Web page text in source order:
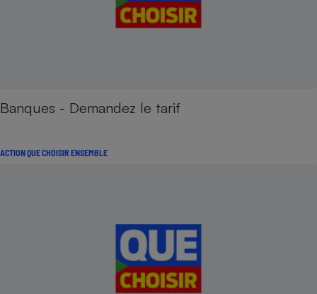
Banques - Demandez le tarif
ACTION QUE CHOISIR ENSEMBLE